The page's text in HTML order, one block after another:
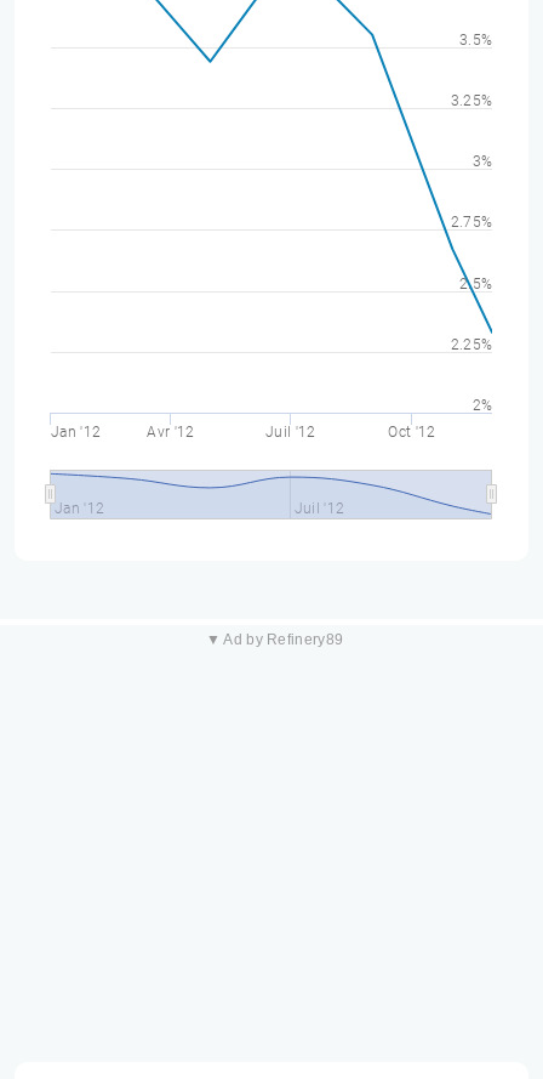
Jan '12 Avr '12 Juil '12 Oct '12
Jan '12 Juil '12
2%
2.25%
2.5%
2.75%
3%
3.25%
3.5%
▼ Ad by Refinery89